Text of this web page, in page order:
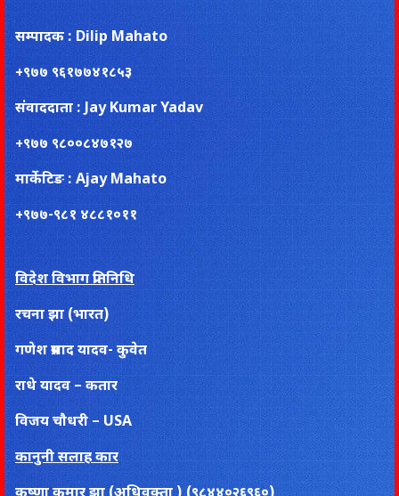
सम्पादक : Dilip Mahato
+९७७ ९६१७७४१८५३
संवाददाता : Jay Kumar Yadav
+९७७ ९८००८४७१२७
मार्केटिङ : Ajay Mahato
+९७७-९८१ ४८८१०११
विदेश विभाग प्रतिनिधि
रचना झा (भारत)
गणेश प्रसाद यादव- कुवेत
राधे यादव – कतार
विजय चाैधरी – USA
कानुनी सलाह कार